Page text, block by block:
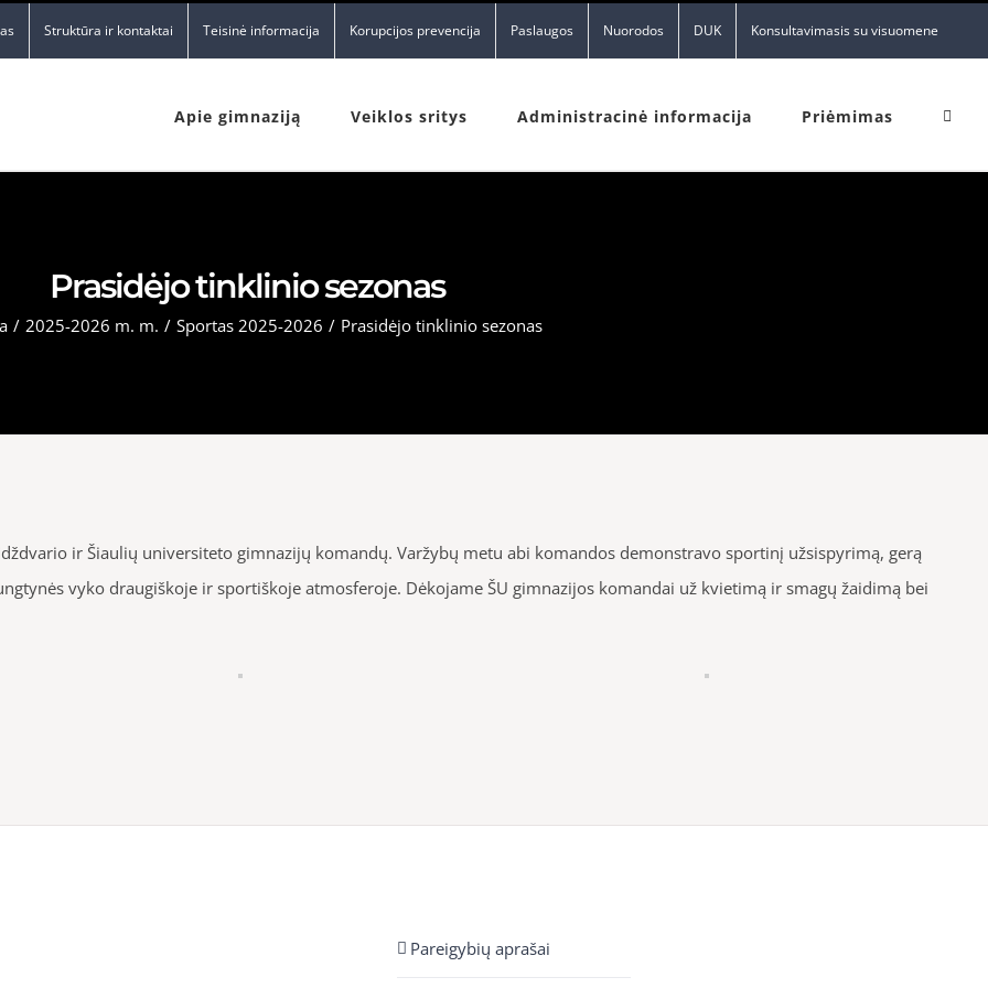
Struktūra ir kontaktai Teisinė informacija Korupcijos prevencija Paslaugos Nuorodos DUK Konsultavimasis su visuomene
Apie gimnaziją Veiklos sritys Administracinė informacija Priėmimas
Prasidėjo tinklinio sezonas
/ 2025-2026 m. m. / Sportas 2025-2026 / Prasidėjo tinklinio sezonas
ir Šiaulių universiteto gimnazijų komandų. Varžybų metu abi komandos demonstravo sportinį užsispyrimą, gerą
vyko draugiškoje ir sportiškoje atmosferoje. Dėkojame ŠU gimnazijos komandai už kvietimą ir smagų žaidimą bei
Pareigybių aprašai